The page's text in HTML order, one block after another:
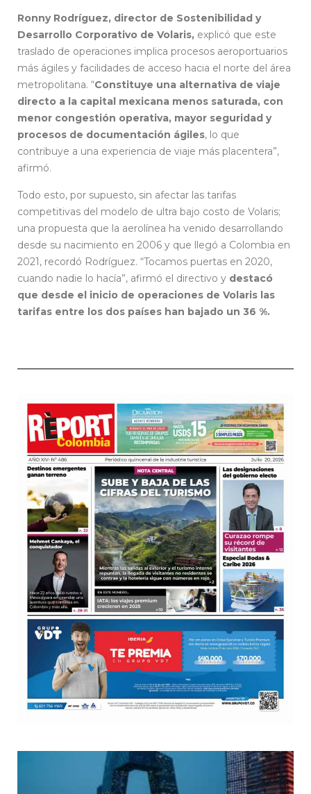
Ronny Rodríguez, director de Sostenibilidad y
Desarrollo Corporativo de Volaris, explicó que este
traslado de operaciones implica procesos aeroportuarios
más ágiles y facilidades de acceso hacia el norte del área
metropolitana. “Constituye una alternativa de viaje
directo a la capital mexicana menos saturada, con
menor congestión operativa, mayor seguridad y
procesos de documentación ágiles, lo que
contribuye a una experiencia de viaje más placentera”,
afirmó.
Todo esto, por supuesto, sin afectar las tarifas
competitivas del modelo de ultra bajo costo de Volaris;
una propuesta que la aerolínea ha venido desarrollando
desde su nacimiento en 2006 y que llegó a Colombia en
2021, recordó Rodríguez. “Tocamos puertas en 2020,
cuando nadie lo hacía”, afirmó el directivo y destacó
que desde el inicio de operaciones de Volaris las
tarifas entre los dos países han bajado un 36 %.